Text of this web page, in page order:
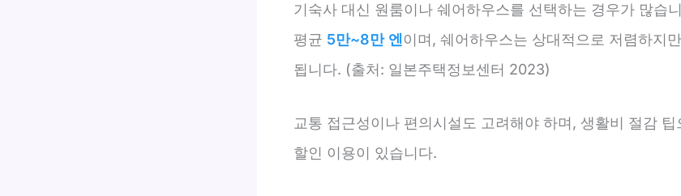
기숙사 대신 원룸이나 쉐어하우스를 선택하는 경우가 많습
평균 5만~8만 엔이며, 쉐어하우스는 상대적으로 저렴하지
됩니다. (출처: 일본주택정보센터 2023)
교통 접근성이나 편의시설도 고려해야 하며, 생활비 절감 팁
할인 이용이 있습니다.